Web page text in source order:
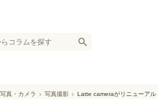
写真・カメラ 写真撮影 Latte cameraがリニューアル